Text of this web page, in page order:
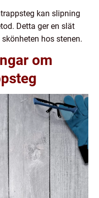
kan slipning
Detta ger en slät
hos stenen.
om